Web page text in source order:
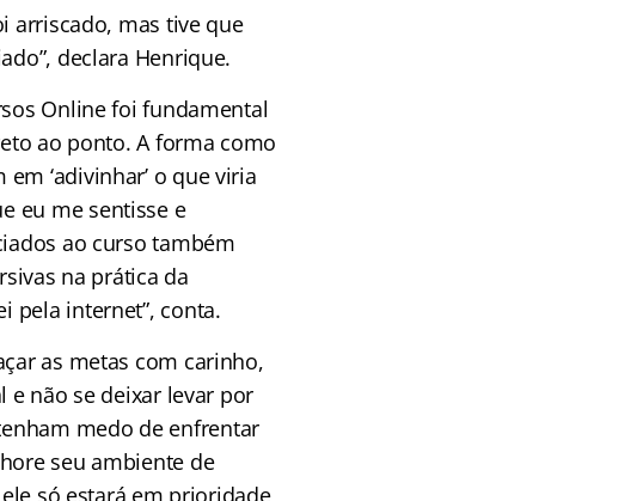
arriscado, mas tive que
declara Henrique.
Online foi fundamental
ao ponto. A forma como
‘adivinhar’ o que viria
eu me sentisse e
ao curso também
na prática da
pela internet”, conta.
as metas com carinho,
não se deixar levar por
medo de enfrentar
seu ambiente de
só estará em prioridade